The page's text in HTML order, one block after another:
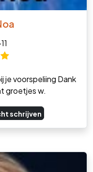
je voorspeliing Dank
groetjes w.
schrijven